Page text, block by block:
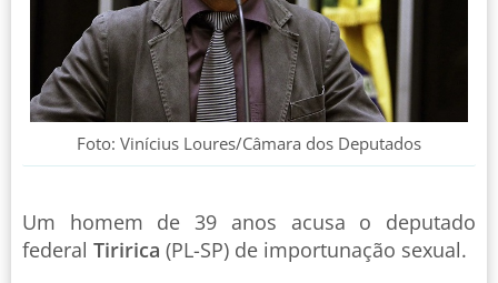
Foto: Vinícius Loures/Câmara dos Deputados
Um homem de 39 anos acusa o deputado
federal Tiririca (PL-SP) de importunação sexual.